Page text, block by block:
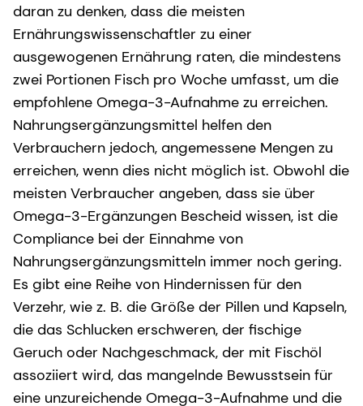
daran zu denken, dass die meisten
Ernährungswissenschaftler zu einer
ausgewogenen Ernährung raten, die mindestens
zwei Portionen Fisch pro Woche umfasst, um die
empfohlene Omega-3-Aufnahme zu erreichen.
Nahrungsergänzungsmittel helfen den
Verbrauchern jedoch, angemessene Mengen zu
erreichen, wenn dies nicht möglich ist. Obwohl die
meisten Verbraucher angeben, dass sie über
Omega-3-Ergänzungen Bescheid wissen, ist die
Compliance bei der Einnahme von
Nahrungsergänzungsmitteln immer noch gering.
Es gibt eine Reihe von Hindernissen für den
Verzehr, wie z. B. die Größe der Pillen und Kapseln,
die das Schlucken erschweren, der fischige
Geruch oder Nachgeschmack, der mit Fischöl
assoziiert wird, das mangelnde Bewusstsein für
eine unzureichende Omega-3-Aufnahme und die